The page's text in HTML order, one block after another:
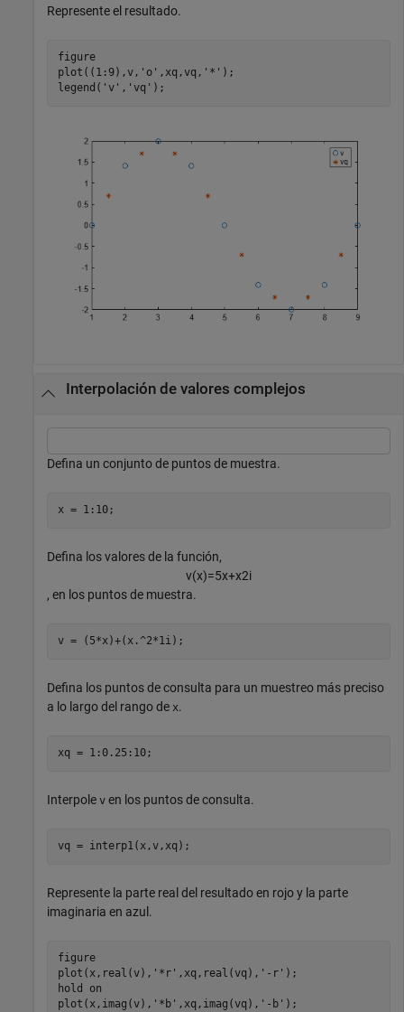
Represente el resultado.
figure
plot((1:9),v, 'o' ,xq,vq, '*' );
legend( 'v' , 'vq' );
Interpolación de valores complejos
Defina un conjunto de puntos de muestra.
x = 1:10;
Defina los valores de la función,
v(x)=5x+x2i
, en los puntos de muestra.
v = (5*x)+(x.^2*1i);
Defina los puntos de consulta para un muestreo más preciso
a lo largo del rango de x.
xq = 1:0.25:10;
Interpole v en los puntos de consulta.
vq = interp1(x,v,xq);
Represente la parte real del resultado en rojo y la parte
imaginaria en azul.
figure
plot(x,real(v), '*r' ,xq,real(vq), '-r' );
hold
on
plot(x,imag(v), '*b' ,xq,imag(vq), '-b' );